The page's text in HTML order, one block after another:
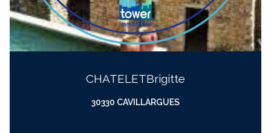
CHATELET brigitte
30330 CAVILLARGUES